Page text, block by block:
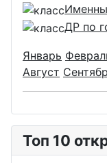
ДР по
Январь
Август
Топ 10